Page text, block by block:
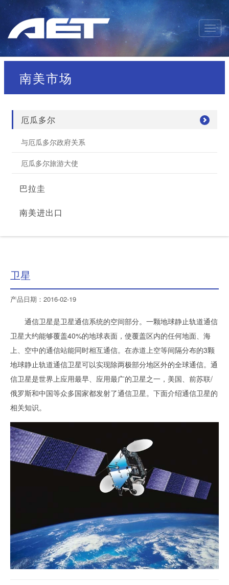
南美市场
厄瓜多尔
与厄瓜多尔政府关系
厄瓜多尔旅游大使
巴拉圭
南美进出口
卫星
产品日期：2016-02-19
通信卫星是卫星通信系统的空间部分。一颗地球静止轨道通信
卫星大约能够覆盖40%的地球表面，使覆盖区内的任何地面、海
上、空中的通信站能同时相互通信。在赤道上空等间隔分布的3颗
地球静止轨道通信卫星可以实现除两极部分地区外的全球通信。通
信卫星是世界上应用最早、应用最广的卫星之一，美国、前苏联/
俄罗斯和中国等众多国家都发射了通信卫星。下面介绍通信卫星的
相关知识。